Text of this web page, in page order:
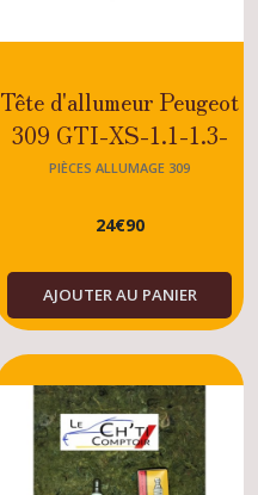
Tête d'allumeur Peugeot
309 GTI-XS-1.1-1.3-
1.4-1.6-1.9
PIÈCES ALLUMAGE 309
24€90
AJOUTER AU PANIER